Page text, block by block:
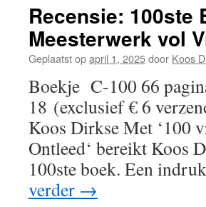
Recensie: 100ste
Meesterwerk vol
Geplaatst opapril 1, 2025door Koos
Boekje C-100 66
18 (exclusief € 6
Koos Dirkse Met ‘100
Ontleed‘ bereikt Koos
100ste boek. Een
verder →